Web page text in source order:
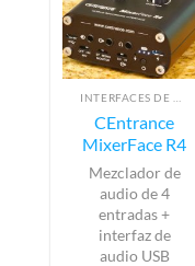
CEntrance
MixerFace R4
Mezclador de
audio de 4
entradas +
interfaz de
audio USB